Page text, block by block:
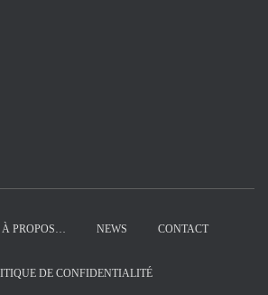
À PROPOS… NEWS CONTACT
DE CONFIDENTIALITÉ